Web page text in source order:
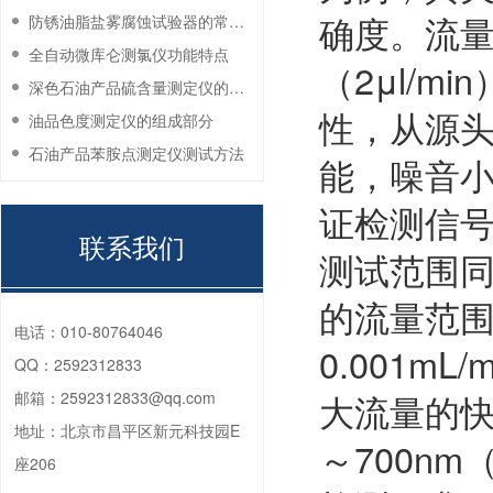
确度。流
（2μl/
性，从源
能，噪音
证检测信
测试范围
的流量范
0.001mL/
大流量的
～700nm
防锈油脂盐雾腐蚀试验器的常见故障与解决方法
全自动微库仑测氯仪功能特点
深色石油产品硫含量测定仪的工作环境要求
油品色度测定仪的组成部分
石油产品苯胺点测定仪测试方法
联系我们
电话： 010-80764046
QQ： 2592312833
邮箱： 2592312833@qq.com
地址： 北京市昌平区新元科技园E
座206